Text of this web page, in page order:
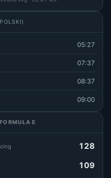
05:27
07:37
08:37
09:00
E
128
109